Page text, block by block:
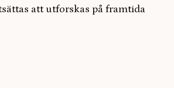
att utforskas på framtida